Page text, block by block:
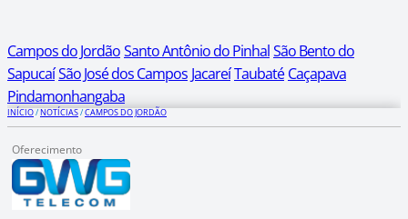
Campos do JordãoSanto Antônio do PinhalSão Bento do
SapucaíSão José dos Campos JacareíTaubaté Caçapava
Pindamonhangaba
INÍCIO/NOTÍCIAS/CAMPOS DO JORDÃO
Oferecimento